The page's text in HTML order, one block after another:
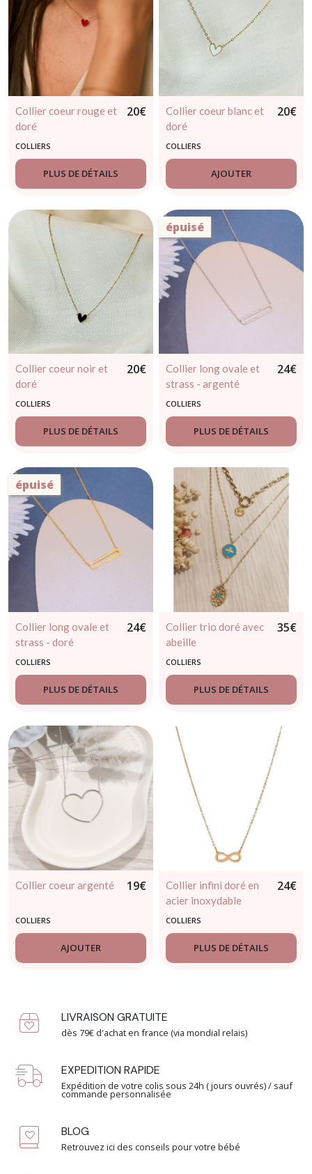
Collier coeur rouge et
doré
20€
COLLIERS
PLUS DE DÉTAILS
Collier coeur blanc et
doré
20€
COLLIERS
AJOUTER
Collier coeur noir et
doré
20€
COLLIERS
PLUS DE DÉTAILS
épuisé
Collier long ovale et
strass - argenté
24€
COLLIERS
PLUS DE DÉTAILS
épuisé
Collier long ovale et
strass - doré
24€
COLLIERS
PLUS DE DÉTAILS
Collier trio doré avec
abeille
35€
COLLIERS
PLUS DE DÉTAILS
Collier coeur argenté 19€
COLLIERS
AJOUTER
Collier infini doré en
acier inoxydable
24€
COLLIERS
PLUS DE DÉTAILS
LIVRAISON GRATUITE
dès 79€ d'achat en france (via mondial relais)
EXPEDITION RAPIDE
Expédition de votre colis sous 24h ( jours ouvrés) / sauf
commande personnalisée
BLOG
Retrouvez ici des conseils pour votre bébé